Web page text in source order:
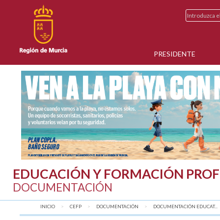
PRESIDENTE
EDUCACIÓN Y FORMACIÓN
DOCUMENTACIÓN
INICIO CEFP DOCUMENTACIÓN DOCUMENTACIÓN EDUCAT...